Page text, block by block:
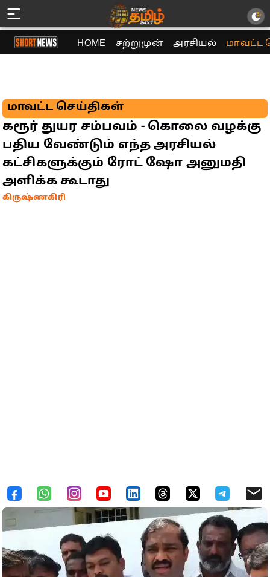
HOME சற்றுமுன் அரசியல் மாவட்ட
மாவட்ட செய்திகள்
கரூர் துயர சம்பவம் - கொலை வழக்கு
பதிய வேண்டும் எந்த அரசியல்
கட்சிகளுக்கும் ரோட் ஷோ அனுமதி
அளிக்க கூடாது
கிருஷ்ணகிரி